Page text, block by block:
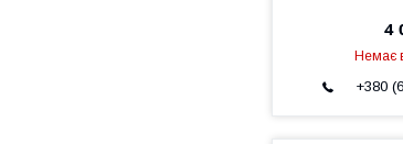
4
Немає
+380